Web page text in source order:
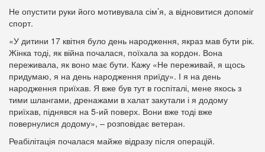
Не опустити руки його мотивувала сім’я, а відновитися допоміг
спорт.
«У дитини 17 квітня було день народження, якраз мав бути рік.
Жінка тоді, як війна почалася, поїхала за кордон. Вона
переживала, як воно має бути. Кажу «Не переживай, я щось
придумаю, я на день народження приїду». І я на день
народження приїхав. Я вже був тут в госпіталі, мене якось з
тими шлангами, дренажами в халат закутали і я додому
приїхав, піднявся на 5-ий поверх. Вони вже тоді вже
повернулися додому», – розповідає ветеран.
Реабілітація почалася майже відразу після операцій.